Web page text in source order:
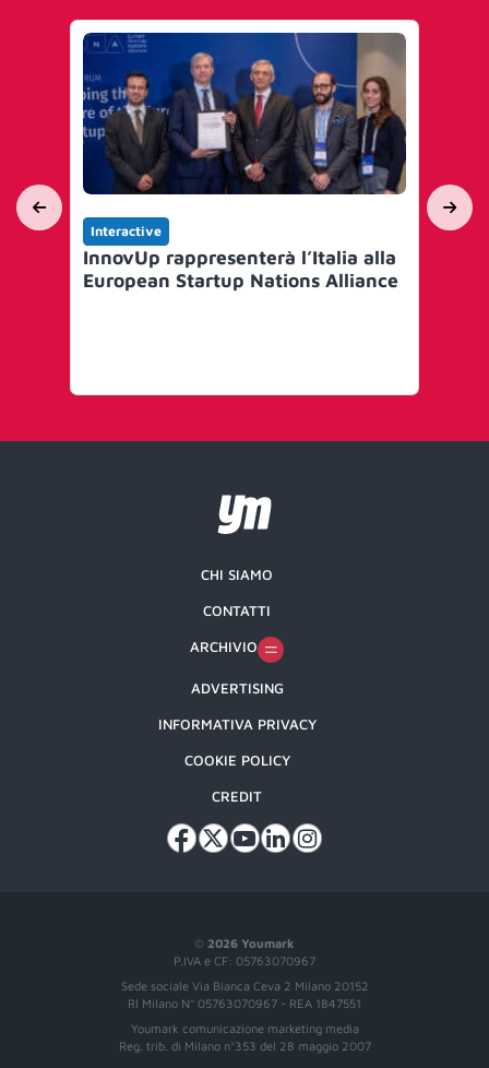
Interactive
InnovUp rappresenterà l’Italia alla
European Startup Nations Alliance
© 2026 Youmark
P.IVA e CF: 05763070967
Sede sociale Via Bianca Ceva 2 Milano 20152
RI Milano N° 05763070967 - REA 1847551
Youmark comunicazione marketing media
Reg. trib. di Milano n°353 del 28 maggio 2007
CHI SIAMO
CONTATTI
ARCHIVIO
ADVERTISING
INFORMATIVA PRIVACY
COOKIE POLICY
CREDIT